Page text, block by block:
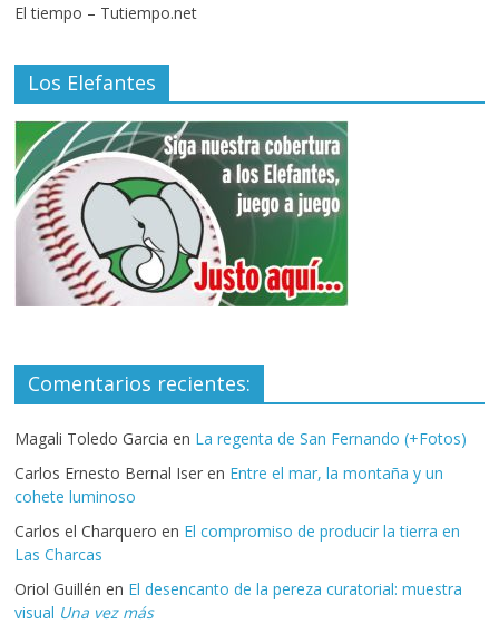
El tiempo – Tutiempo.net
Los Elefantes
Comentarios recientes:
Magali Toledo Garcia en La regenta de San Fernando (+Fotos)
Carlos Ernesto Bernal Iser en Entre el mar, la montaña y un
cohete luminoso
Carlos el Charquero en El compromiso de producir la tierra en
Las Charcas
Oriol Guillén en El desencanto de la pereza curatorial: muestra
visual Una vez más